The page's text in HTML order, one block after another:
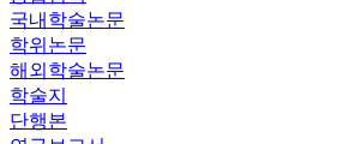
국내학술논문
학위논문
해외학술논문
학술지
단행본